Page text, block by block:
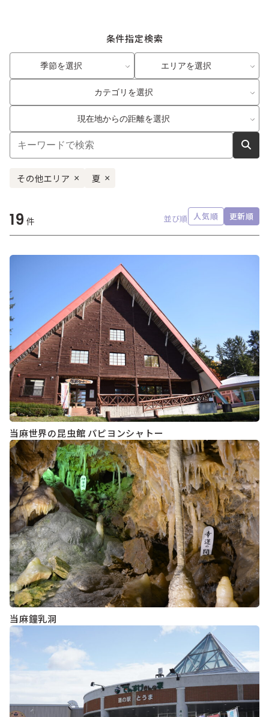
条件指定検索
季節を選択 エリアを選択
カテゴリを選択
現在地からの距離を選択
その他エリア × 夏 ×
19 件 並び順 人気順 更新順
当麻世界の昆虫館 パピヨンシャトー
当麻鐘乳洞